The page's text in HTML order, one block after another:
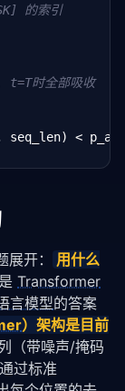
的索引
时全部吸收
seq_len) <
, 40, 50]])
t,
5
率
开：
用什么
Transformer
言模型的答案
）架构是目前
（带噪声/掩码